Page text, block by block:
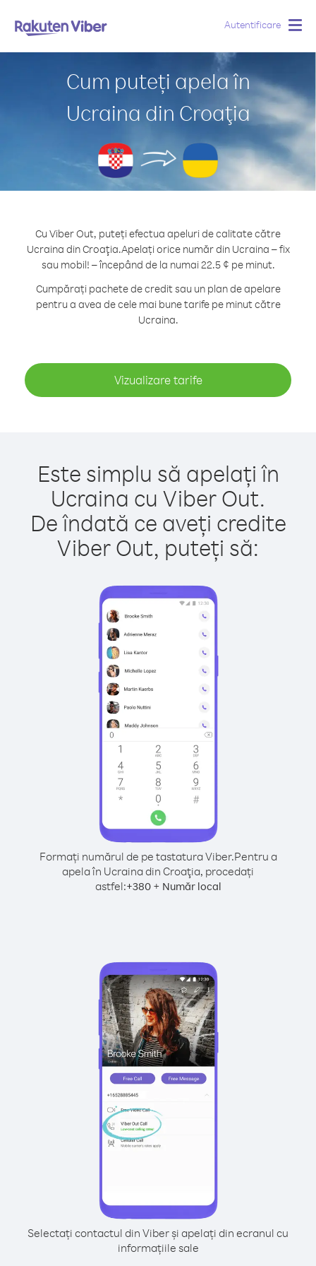
Autentificare
Cum puteți apela în
Ucraina din Croaţia
Cu Viber Out, puteți efectua apeluri de calitate către
Ucraina din Croaţia.Apelați orice număr din Ucraina – fix
sau mobil! – începând de la numai 22.5 ¢ pe minut.
Cumpărați pachete de credit sau un plan de apelare
pentru a avea de cele mai bune tarife pe minut către
Ucraina.
Vizualizare tarife
Este simplu să apelați în
Ucraina cu Viber Out.
De îndată ce aveți credite
Viber Out, puteți să:
Formați numărul de pe tastatura Viber.Pentru a
apela în Ucraina din Croaţia, procedați
astfel:+380+ Număr local
Selectați contactul din Viber și apelați din ecranul cu
informațiile sale